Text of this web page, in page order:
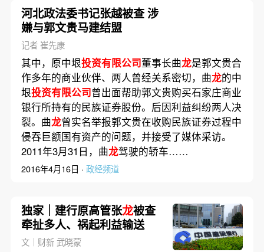
河北政法委书记张越被查 涉
嫌与郭文贵马建结盟
记者 崔先康
其中，原中垠投资有限公司董事长曲龙是郭文贵合
作多年的商业伙伴、两人曾经关系密切，曲龙的中
垠投资有限公司曾出面帮助郭文贵购买石家庄商业
银行所持有的民族证券股份。后因利益纠纷两人决
裂。曲龙曾实名举报郭文贵在收购民族证券过程中
侵吞巨额国有资产的问题，并接受了媒体采访。
2011年3月31日，曲龙驾驶的轿车……
2016年4月16日 · 政经频道
独家｜建行原高管张龙被查
牵扯多人、祸起利益输送
文｜财新 武晓蒙